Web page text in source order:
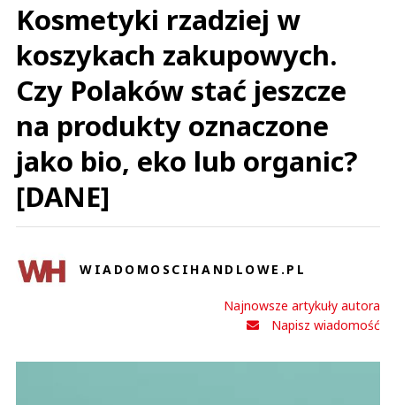
Kosmetyki rzadziej w
koszykach zakupowych.
Czy Polaków stać jeszcze
na produkty oznaczone
jako bio, eko lub organic?
[DANE]
WIADOMOSCIHANDLOWE.PL
Najnowsze artykuły autora
Napisz wiadomość